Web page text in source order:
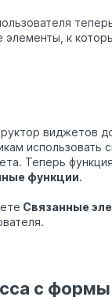
элементы, к
виджетов
Теперь
функции.
Связанные
с